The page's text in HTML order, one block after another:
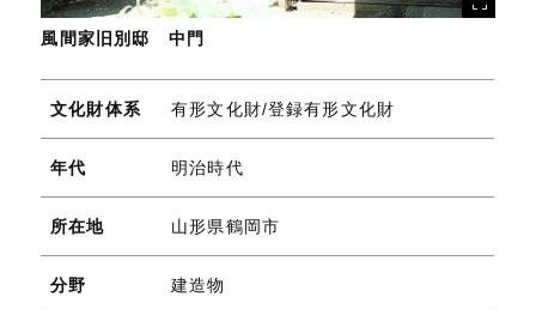
風間家旧別邸 中門
文化財体系 有形文化財/登録有形文化財
年代 明治時代
所在地 山形県鶴岡市
分野 建造物